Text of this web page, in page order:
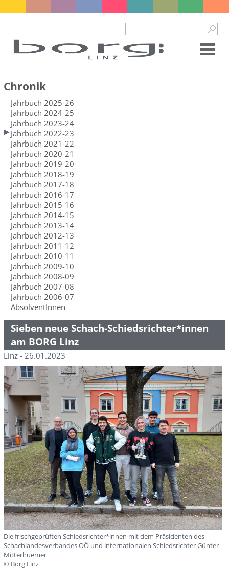
Chronik
Jahrbuch 2025-26
Jahrbuch 2024-25
Jahrbuch 2023-24
Jahrbuch 2022-23
Jahrbuch 2021-22
Jahrbuch 2020-21
Jahrbuch 2019-20
Jahrbuch 2018-19
Jahrbuch 2017-18
Jahrbuch 2016-17
Jahrbuch 2015-16
Jahrbuch 2014-15
Jahrbuch 2013-14
Jahrbuch 2012-13
Jahrbuch 2011-12
Jahrbuch 2010-11
Jahrbuch 2009-10
Jahrbuch 2008-09
Jahrbuch 2007-08
Jahrbuch 2006-07
AbsolventInnen
Sieben neue Schach-Schiedsrichter*innen
am BORG Linz
Linz - 26.01.2023
Die frischgeprüften Schiedsrichter*innen mit dem Präsidenten des
Schachlandesverbandes OÖ und internationalen Schiedsrichter Günter
Mitterhuemer
© Borg Linz